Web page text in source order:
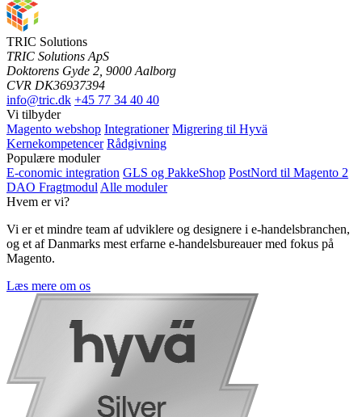
TRIC Solutions
TRIC Solutions ApS
Doktorens Gyde 2, 9000 Aalborg
CVR DK36937394
info@tric.dk +45 77 34 40 40
Vi tilbyder
Magento webshop Integrationer Migrering til Hyvä
Kernekompetencer Rådgivning
Populære moduler
E-conomic integration GLS og PakkeShop PostNord til Magento 2
DAO Fragtmodul Alle moduler
Hvem er vi?
Vi er et mindre team af udviklere og designere i e-handelsbranchen,
og et af Danmarks mest erfarne e-handelsbureauer med fokus på
Magento.
Læs mere om os